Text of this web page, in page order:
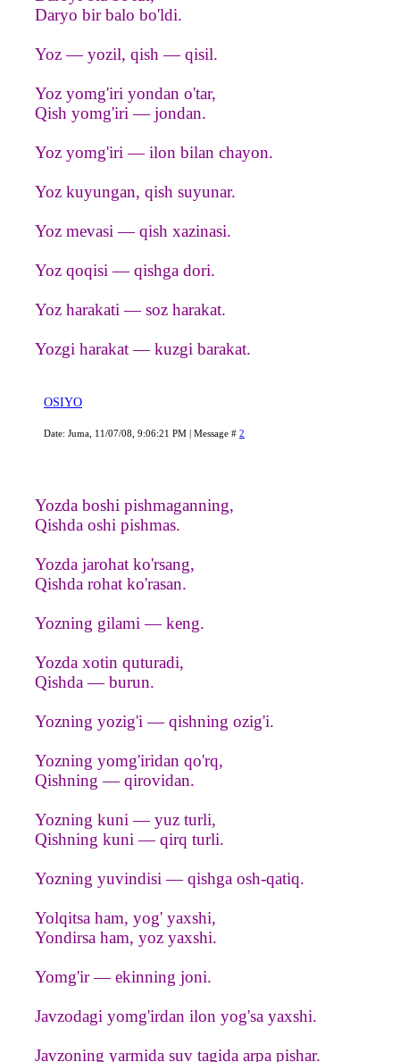
Daryo bir balo bo'ldi.
Yoz — yozil, qish — qisil.
Yoz yomg'iri yondan o'tar,
Qish yomg'iri — jondan.
Yoz yomg'iri — ilon bilan chayon.
Yoz kuyungan, qish suyunar.
Yoz mevasi — qish xazinasi.
Yoz qoqisi — qishga dori.
Yoz harakati — soz harakat.
Yozgi harakat — kuzgi barakat.
OSIYO
Date: Juma, 11/07/08, 9:06:21 PM | Message # 2
Yozda boshi pishmaganning,
Qishda oshi pishmas.
Yozda jarohat ko'rsang,
Qishda rohat ko'rasan.
Yozning gilami — keng.
Yozda xotin quturadi,
Qishda — burun.
Yozning yozig'i — qishning ozig'i.
Yozning yomg'iridan qo'rq,
Qishning — qirovidan.
Yozning kuni — yuz turli,
Qishning kuni — qirq turli.
Yozning yuvindisi — qishga osh-qatiq.
Yolqitsa ham, yog' yaxshi,
Yondirsa ham, yoz yaxshi.
Yomg'ir — ekinning joni.
Javzodagi yomg'irdan ilon yog'sa yaxshi.
Javzoning yarmida suv tagida arpa pishar.